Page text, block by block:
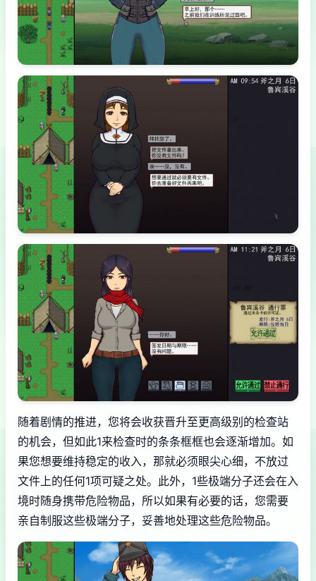
随着剧情的推进，您将会收获晋升至更高级别的检查站
的机会，但如此1来检查时的条条框框也会逐渐增加。如
果您想要维持稳定的收入，那就必须眼尖心细，不放过
文件上的任何1项可疑之处。此外，1些极端分子还会在入
境时随身携带危险物品，所以如果有必要的话，您需要
亲自制服这些极端分子，妥善地处理这些危险物品。